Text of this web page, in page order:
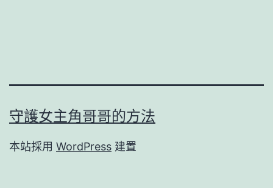
守護女主角哥哥的方法
本站採用 WordPress 建置